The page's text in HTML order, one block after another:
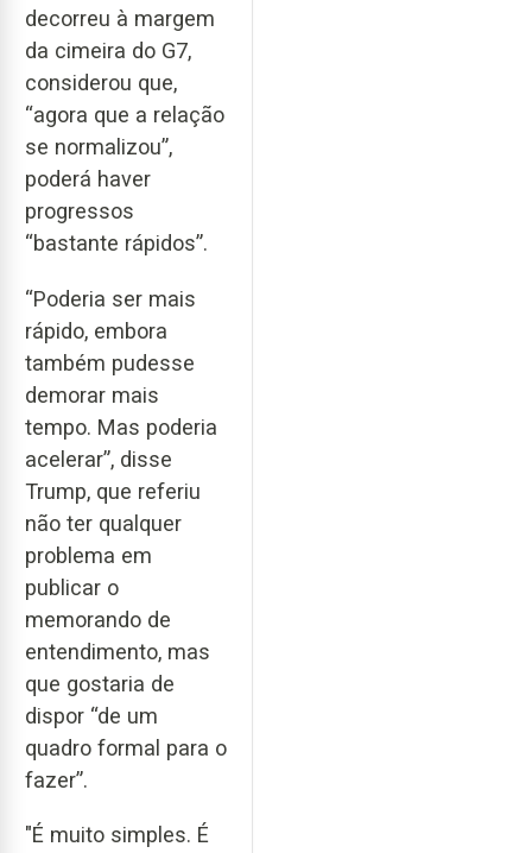
decorreu à margem
da cimeira do G7,
considerou que,
“agora que a relação
se normalizou”,
poderá haver
progressos
“bastante rápidos”.
“Poderia ser mais
rápido, embora
também pudesse
demorar mais
tempo. Mas poderia
acelerar”, disse
Trump, que referiu
não ter qualquer
problema em
publicar o
memorando de
entendimento, mas
que gostaria de
dispor “de um
quadro formal para o
fazer”.
"É muito simples. É